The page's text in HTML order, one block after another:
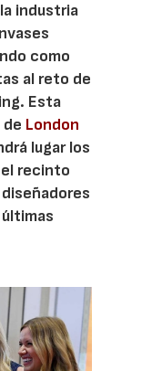
industria
como
al reto de
Esta
London
lugar los
recinto